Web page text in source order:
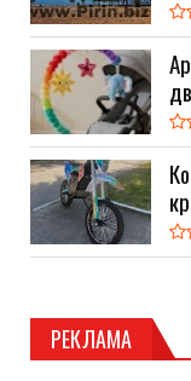
РЕКЛАМА